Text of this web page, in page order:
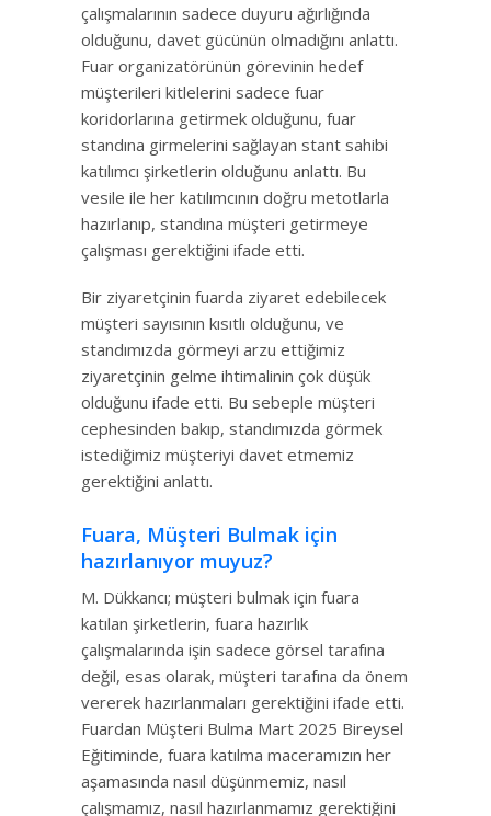
çalışmalarının sadece duyuru ağırlığında
olduğunu, davet gücünün olmadığını anlattı.
Fuar organizatörünün görevinin hedef
müşterileri kitlelerini sadece fuar
koridorlarına getirmek olduğunu, fuar
standına girmelerini sağlayan stant sahibi
katılımcı şirketlerin olduğunu anlattı. Bu
vesile ile her katılımcının doğru metotlarla
hazırlanıp, standına müşteri getirmeye
çalışması gerektiğini ifade etti.
Bir ziyaretçinin fuarda ziyaret edebilecek
müşteri sayısının kısıtlı olduğunu, ve
standımızda görmeyi arzu ettiğimiz
ziyaretçinin gelme ihtimalinin çok düşük
olduğunu ifade etti. Bu sebeple müşteri
cephesinden bakıp, standımızda görmek
istediğimiz müşteriyi davet etmemiz
gerektiğini anlattı.
Fuara, Müşteri Bulmak için
hazırlanıyor muyuz?
M. Dükkancı; müşteri bulmak için fuara
katılan şirketlerin, fuara hazırlık
çalışmalarında işin sadece görsel tarafına
değil, esas olarak, müşteri tarafına da önem
vererek hazırlanmaları gerektiğini ifade etti.
Fuardan Müşteri Bulma Mart 2025 Bireysel
Eğitiminde, fuara katılma maceramızın her
aşamasında nasıl düşünmemiz, nasıl
çalışmamız, nasıl hazırlanmamız gerektiğini